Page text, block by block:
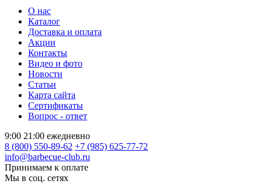
О нас
Каталог
Доставка и оплата
Акции
Контакты
Видео и фото
Новости
Статьи
Карта сайта
Сертификаты
Вопрос - ответ
9:00 21:00 ежедневно
8 (800) 550-89-62 +7 (985) 625-77-72
info@barbecue-club.ru
Принимаем к оплате
Мы в соц. сетях